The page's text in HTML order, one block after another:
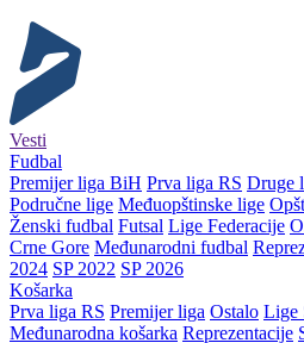
Vesti
Fudbal
Premijer liga BiH Prva liga RS Druge
Područne lige Međuopštinske lige
Ženski fudbal Futsal Lige Federacije
Crne Gore Međunarodni fudbal
2024 SP 2022 SP 2026
Košarka
Prva liga RS Premijer liga Ostalo Lige
Međunarodna košarka Reprezentacije